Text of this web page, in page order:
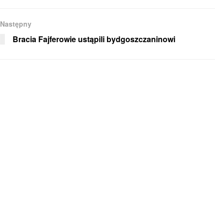
Następny
Bracia Fajferowie ustąpili bydgoszczaninowi